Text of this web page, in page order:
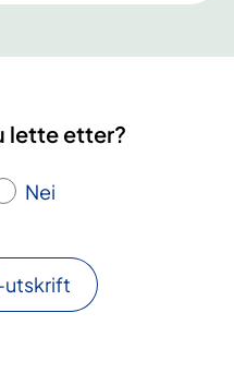
lette etter?
Nei
utskrift